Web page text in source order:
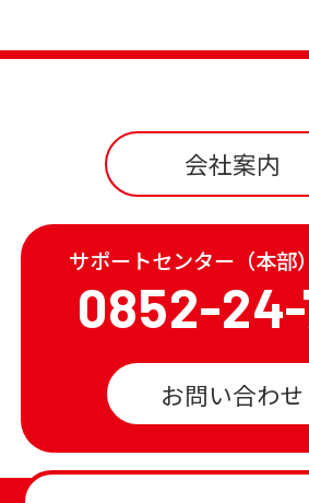
会社案内
サポートセンター（本部
0852-24-
お問い合わせ